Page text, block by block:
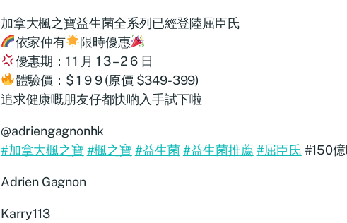
加拿大楓之寶益生菌全系列已經登陸屈臣氏
依家仲有
限時優惠
優惠期：1 1 月 1 3 – 2 6 日
體驗價：$ 1 9 9 (原價 $349-399)
追求健康嘅朋友仔都快啲入手試下啦
@adriengagnonhk
#加拿大楓之寶 #楓之寶 #益生菌#益生菌推薦 #屈臣氏 #150
Adrien Gagnon
Karry113